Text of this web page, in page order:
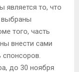
является то, что
того, часть
внести сами
до 30 ноября